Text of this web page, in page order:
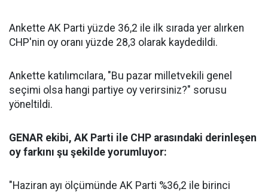
Ankette AK Parti yüzde 36,2 ile ilk sırada yer alırken
CHP'nin oy oranı yüzde 28,3 olarak kaydedildi.
Ankette katılımcılara, "Bu pazar milletvekili genel
seçimi olsa hangi partiye oy verirsiniz?" sorusu
yöneltildi.
GENAR ekibi, AK Parti ile CHP arasındaki derinleşen
oy farkını şu şekilde yorumluyor:
"Haziran ayı ölçümünde AK Parti %36,2 ile birinci